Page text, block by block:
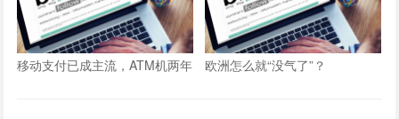
移动支付已成主流，ATM机两年
欧洲怎么就“没气了”？